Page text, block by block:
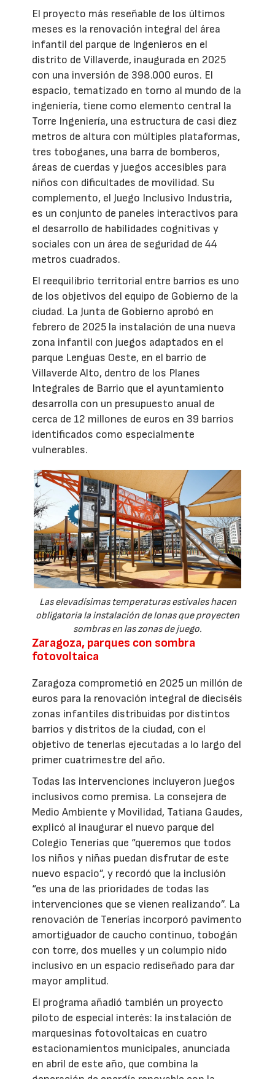
El proyecto más reseñable de los últimos
meses es la renovación integral del área
infantil del parque de Ingenieros en el
distrito de Villaverde, inaugurada en 2025
con una inversión de 398.000 euros. El
espacio, tematizado en torno al mundo de la
ingeniería, tiene como elemento central la
Torre Ingeniería, una estructura de casi diez
metros de altura con múltiples plataformas,
tres toboganes, una barra de bomberos,
áreas de cuerdas y juegos accesibles para
niños con dificultades de movilidad. Su
complemento, el Juego Inclusivo Industria,
es un conjunto de paneles interactivos para
el desarrollo de habilidades cognitivas y
sociales con un área de seguridad de 44
metros cuadrados.
El reequilibrio territorial entre barrios es uno
de los objetivos del equipo de Gobierno de la
ciudad. La Junta de Gobierno aprobó en
febrero de 2025 la instalación de una nueva
zona infantil con juegos adaptados en el
parque Lenguas Oeste, en el barrio de
Villaverde Alto, dentro de los Planes
Integrales de Barrio que el ayuntamiento
desarrolla con un presupuesto anual de
cerca de 12 millones de euros en 39 barrios
identificados como especialmente
vulnerables.
Las elevadísimas temperaturas estivales hacen
obligatoria la instalación de lonas que proyecten
sombras en las zonas de juego.
Zaragoza, parques con sombra
fotovoltaica
Zaragoza comprometió en 2025 un millón de
euros para la renovación integral de dieciséis
zonas infantiles distribuidas por distintos
barrios y distritos de la ciudad, con el
objetivo de tenerlas ejecutadas a lo largo del
primer cuatrimestre del año.
Todas las intervenciones incluyeron juegos
inclusivos como premisa. La consejera de
Medio Ambiente y Movilidad, Tatiana Gaudes,
explicó al inaugurar el nuevo parque del
Colegio Tenerías que “queremos que todos
los niños y niñas puedan disfrutar de este
nuevo espacio”, y recordó que la inclusión
“es una de las prioridades de todas las
intervenciones que se vienen realizando”. La
renovación de Tenerías incorporó pavimento
amortiguador de caucho continuo, tobogán
con torre, dos muelles y un columpio nido
inclusivo en un espacio rediseñado para dar
mayor amplitud.
El programa añadió también un proyecto
piloto de especial interés: la instalación de
marquesinas fotovoltaicas en cuatro
estacionamientos municipales, anunciada
en abril de este año, que combina la